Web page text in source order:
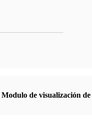
Modulo de visualización